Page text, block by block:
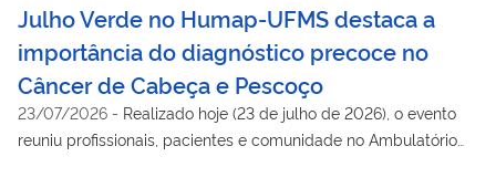
Julho Verde no Humap-UFMS destaca a
importância do diagnóstico precoce no
Câncer de Cabeça e Pescoço
23/07/2026 - Realizado hoje (23 de julho de 2026), o evento
reuniu profissionais, pacientes e comunidade no Ambulatório